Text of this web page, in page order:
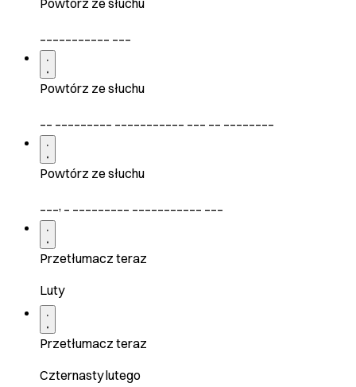
Powtórz ze słuchu
Powtórz ze słuchu
Powtórz ze słuchu
___, _ _________ ___________ ___
Przetłumacz teraz
Luty
Przetłumacz teraz
Czternasty lutego